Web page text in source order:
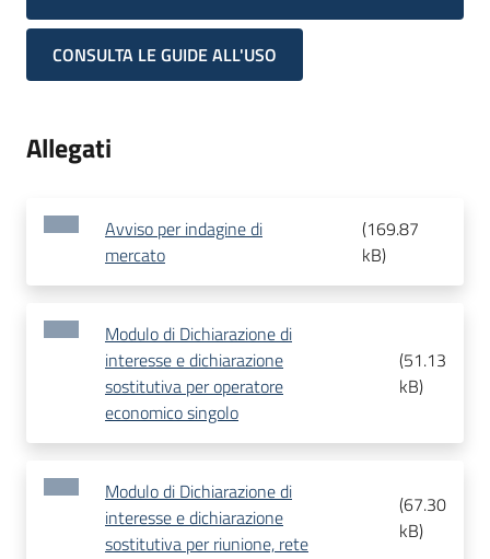
CONSULTA LE GUIDE ALL'USO
Allegati
Avviso per indagine di
mercato
(169.87
kB)
Modulo di Dichiarazione di
interesse e dichiarazione
sostitutiva per operatore
economico singolo
(51.13
kB)
Modulo di Dichiarazione di
interesse e dichiarazione
sostitutiva per riunione, rete
(67.30
kB)